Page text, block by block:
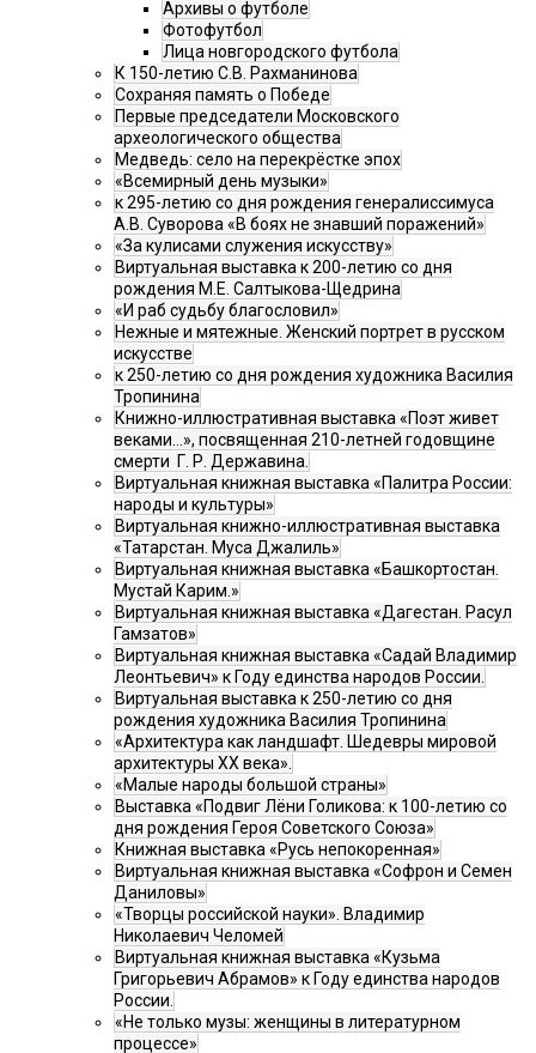
Архивы о футболе
Фотофутбол
Лица новгородского футбола
К 150-летию С.В. Рахманинова
Сохраняя память о Победе
Первые председатели Московского
археологического общества
Медведь: село на перекрёстке эпох
«Всемирный день музыки»
к 295-летию со дня рождения генералиссимуса
А.В. Суворова «В боях не знавший поражений»
«За кулисами служения искусству»
Виртуальная выставка к 200-летию со дня
рождения М.Е. Салтыкова-Щедрина
«И раб судьбу благословил»
Нежные и мятежные. Женский портрет в русском
искусстве
к 250-летию со дня рождения художника Василия
Тропинина
Книжно-иллюстративная выставка «Поэт живет
веками…», посвященная 210-летней годовщине
смерти Г. Р. Державина.
Виртуальная книжная выставка «Палитра России:
народы и культуры»
Виртуальная книжно-иллюстративная выставка
«Татарстан. Муса Джалиль»
Виртуальная книжная выставка «Башкортостан.
Мустай Карим.»
Виртуальная книжная выставка «Дагестан. Расул
Гамзатов»
Виртуальная книжная выставка «Садай Владимир
Леонтьевич» к Году единства народов России.
Виртуальная выставка к 250-летию со дня
рождения художника Василия Тропинина
«Архитектура как ландшафт. Шедевры мировой
архитектуры XX века».
«Малые народы большой страны»
Выставка «Подвиг Лёни Голикова: к 100-летию со
дня рождения Героя Советского Союза»
Книжная выставка «Русь непокоренная»
Виртуальная книжная выставка «Софрон и Семен
Даниловы»
«Творцы российской науки». Владимир
Николаевич Челомей
Виртуальная книжная выставка «Кузьма
Григорьевич Абрамов» к Году единства народов
России.
«Не только музы: женщины в литературном
процессе»